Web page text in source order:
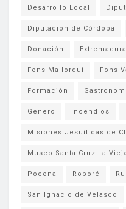
Desarrollo Local
Diputación de Córdoba
Donación Extremadura
Fons Mallorqui Fons
Formación
Genero Incendios
Misiones Jesuíticas de
Museo Santa Cruz La Vieja
Pocona Roboré
San Ignacio de Velasco